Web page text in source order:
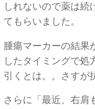
しれないので薬は続
てもらいました。
腫瘍マーカーの結果
したタイミングで処
引くとは。。さすが
さらに「最近、右肩